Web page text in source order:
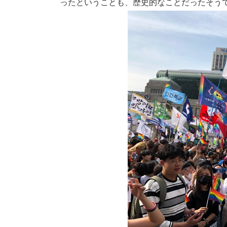
ったということも、歴史的なことだったそう